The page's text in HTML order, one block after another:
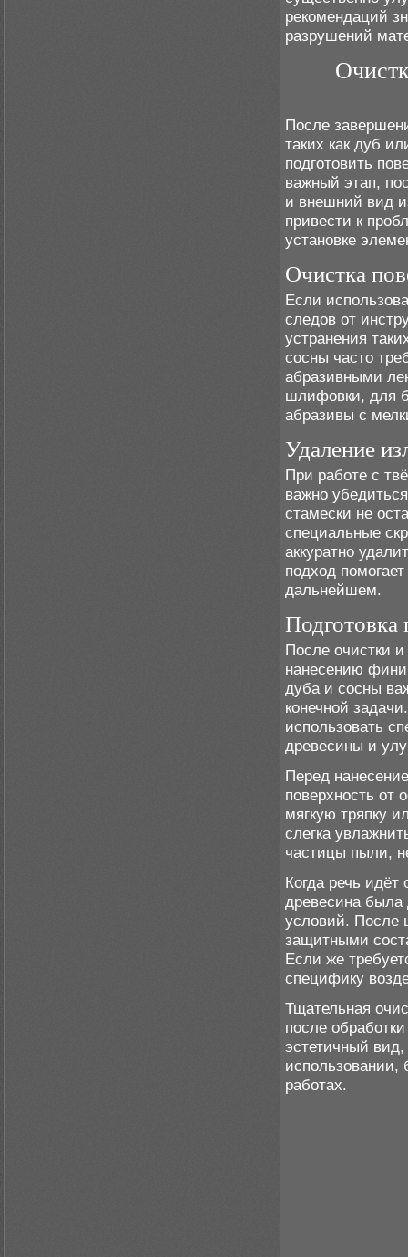
рекомендаций
разрушений
После
таких как дуб
подготовить
важный этап,
и внешний вид
привести к
установке
Очистка
Если
следов от
устранения
сосны часто
абразивными
шлифовки, для
абразивы с
Удаление
При работе с
важно
стамески не
специальные
аккуратно
подход
дальнейшем.
Подготовка
После очистки
нанесению
дуба и сосны
конечной
использовать
древесины и
Перед
поверхность от
мягкую тряпку
слегка
частицы пыли,
Когда речь
древесина была
условий. После
защитными
Если же
специфику
Тщательная
после
эстетичный
использовании,
работах.